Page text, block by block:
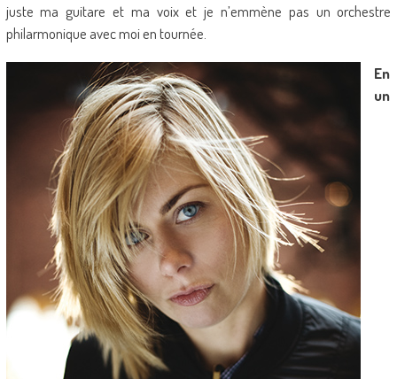
juste ma guitare et ma voix et je n’emmène pas un orchestre
philarmonique avec moi en tournée.
En
un